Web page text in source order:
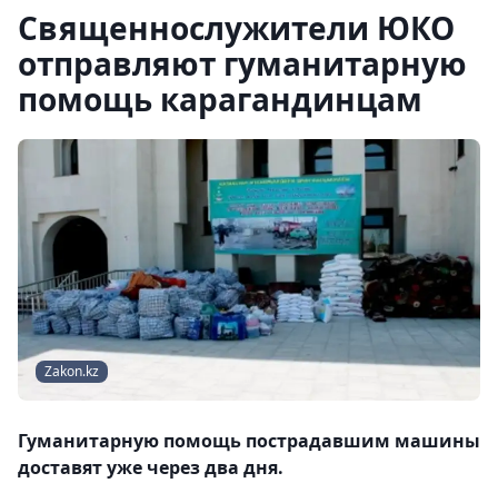
Священнослужители ЮКО
отправляют гуманитарную
помощь карагандинцам
Zakon.kz
Гуманитарную помощь пострадавшим машины
доставят уже через два дня.